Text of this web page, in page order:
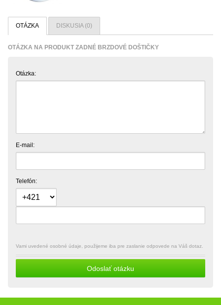
OTÁZKA DISKUSIA (0)
OTÁZKA NA PRODUKT ZADNÉ BRZDOVÉ DOŠTIČKY
Otázka:
E-mail:
Telefón:
Vami uvedené osobné údaje, použijeme iba pre zaslanie odpovede na Váš dotaz.
Odoslať otázku